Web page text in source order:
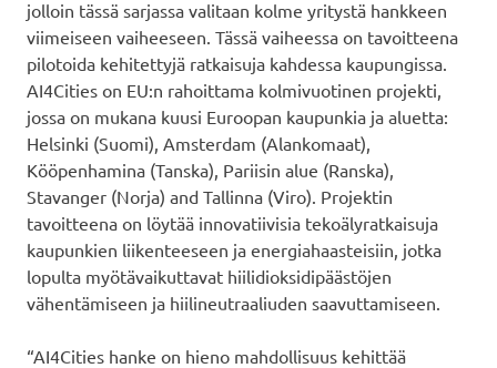
jolloin tässä sarjassa valitaan kolme yritystä hankkeen
viimeiseen vaiheeseen. Tässä vaiheessa on tavoitteena
pilotoida kehitettyjä ratkaisuja kahdessa kaupungissa.
AI4Cities on EU:n rahoittama kolmivuotinen projekti,
jossa on mukana kuusi Euroopan kaupunkia ja aluetta:
Helsinki (Suomi), Amsterdam (Alankomaat),
Kööpenhamina (Tanska), Pariisin alue (Ranska),
Stavanger (Norja) and Tallinna (Viro). Projektin
tavoitteena on löytää innovatiivisia tekoälyratkaisuja
kaupunkien liikenteeseen ja energiahaasteisiin, jotka
lopulta myötävaikuttavat hiilidioksidipäästöjen
vähentämiseen ja hiilineutraaliuden saavuttamiseen.
“AI4Cities hanke on hieno mahdollisuus kehittää